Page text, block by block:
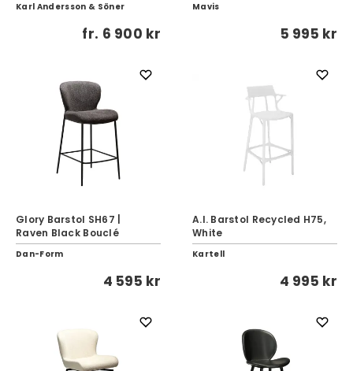
Karl Andersson & Söner
fr. 6 900 kr
Mavis
5 995 kr
Glory Barstol SH67 |
Raven Black Bouclé
Dan-Form
4 595 kr
A.I. Barstol Recycled H75,
White
Kartell
4 995 kr